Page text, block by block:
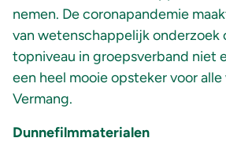
nemen. De coronapandemie
van wetenschappelijk onderzoek
topniveau in groepsverband niet
een heel mooie opsteker voor alle
Vermang.
Dunnefilmmaterialen